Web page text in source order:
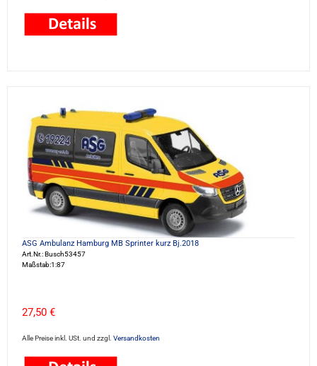
ASG Ambulanz Hamburg MB Sprinter kurz Bj.2018
Art.Nr.: Busch53457
Maßstab:1:87
27,50 €
Alle Preise inkl. USt. und zzgl. Versandkosten